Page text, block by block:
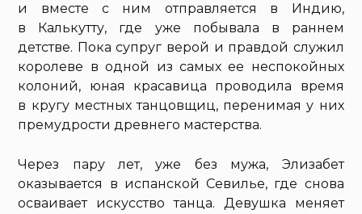
и вместе с ним отправляется в Индию,
в Калькутту, где уже побывала в раннем
детстве. Пока супруг верой и правдой служил
королеве в одной из самых ее неспокойных
колоний, юная красавица проводила время
в кругу местных танцовщиц, перенимая у них
премудрости древнего мастерства.
Через пару лет, уже без мужа, Элизабет
оказывается в испанской Севилье, где снова
осваивает искусство танца. Девушка меняет